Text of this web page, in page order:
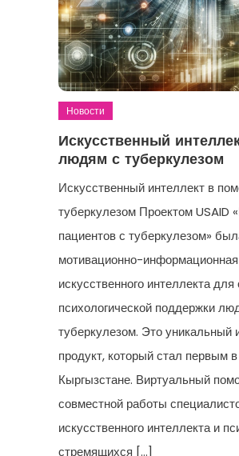
Новости
Искусственный
людям с туберкулезом
Искусственный интеллект в
туберкулезом Проектом USAID
пациентов с туберкулезом»
мотивационно-
искусственного интеллекта для
психологической поддержки
туберкулезом. Это уникальный
продукт, который стал первым
Кыргызстане. Виртуальный
совместной работы
искусственного интеллекта и
стремящихся […]